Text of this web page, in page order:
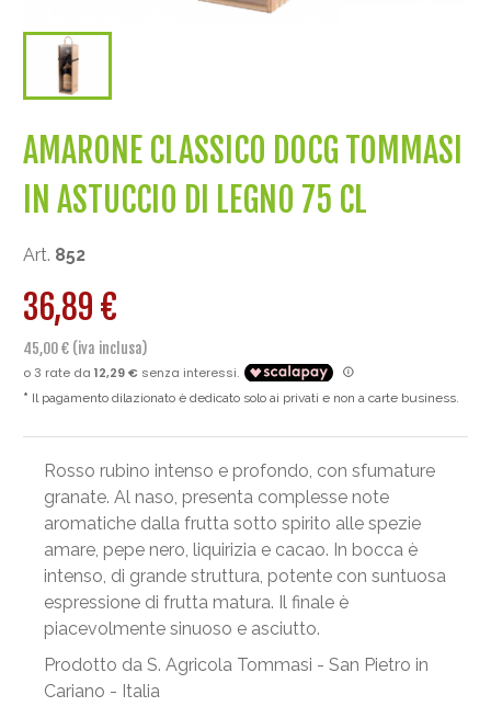
AMARONE CLASSICO DOCG TOMMASI
IN ASTUCCIO DI LEGNO 75 CL
Art. 852
36,89 €
45,00 € (iva inclusa)
Il pagamento dilazionato è dedicato solo ai privati e non a carte business.
Rosso rubino intenso e profondo, con sfumature
granate. Al naso, presenta complesse note
aromatiche dalla frutta sotto spirito alle spezie
amare, pepe nero, liquirizia e cacao. In bocca è
intenso, di grande struttura, potente con suntuosa
espressione di frutta matura. Il finale è
piacevolmente sinuoso e asciutto.
Prodotto da S. Agricola Tommasi - San Pietro in
Cariano - Italia